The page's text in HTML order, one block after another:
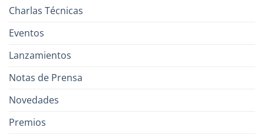
Charlas Técnicas
Eventos
Lanzamientos
Notas de Prensa
Novedades
Premios